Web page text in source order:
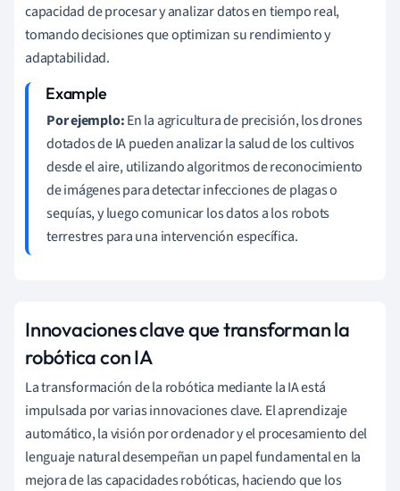
capacidad de procesar y analizar datos en tiempo real,
tomando decisiones que optimizan su rendimiento y
adaptabilidad.
Por ejemplo:En la agricultura de precisión, los drones
dotados de IA pueden analizar la salud de los cultivos
desde el aire, utilizando algoritmos de reconocimiento
de imágenes para detectar infecciones de plagas o
sequías, y luego comunicar los datos a los robots
terrestres para una intervención específica.
Innovaciones clave que transforman la
robótica con IA
La transformación de la robótica mediante la IA está
impulsada por varias innovaciones clave. El aprendizaje
automático, la visión por ordenador y el procesamiento del
lenguaje natural desempeñan un papel fundamental en la
mejora de las capacidades robóticas, haciendo que los